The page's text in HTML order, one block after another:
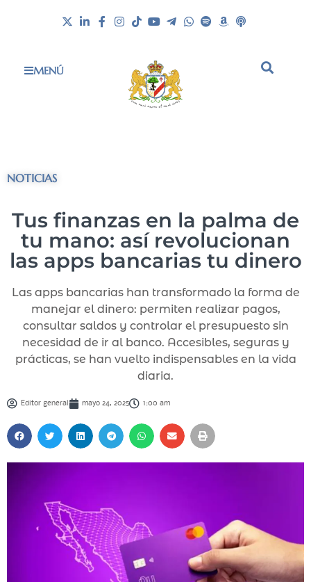
MENÚ
NOTICIAS
Tus finanzas en la palma de
tu mano: así revolucionan
las apps bancarias tu dinero
Las apps bancarias han transformado la forma de
manejar el dinero: permiten realizar pagos,
consultar saldos y controlar el presupuesto sin
necesidad de ir al banco. Accesibles, seguras y
prácticas, se han vuelto indispensables en la vida
diaria.
Editor general mayo 24, 2025 1:00 am